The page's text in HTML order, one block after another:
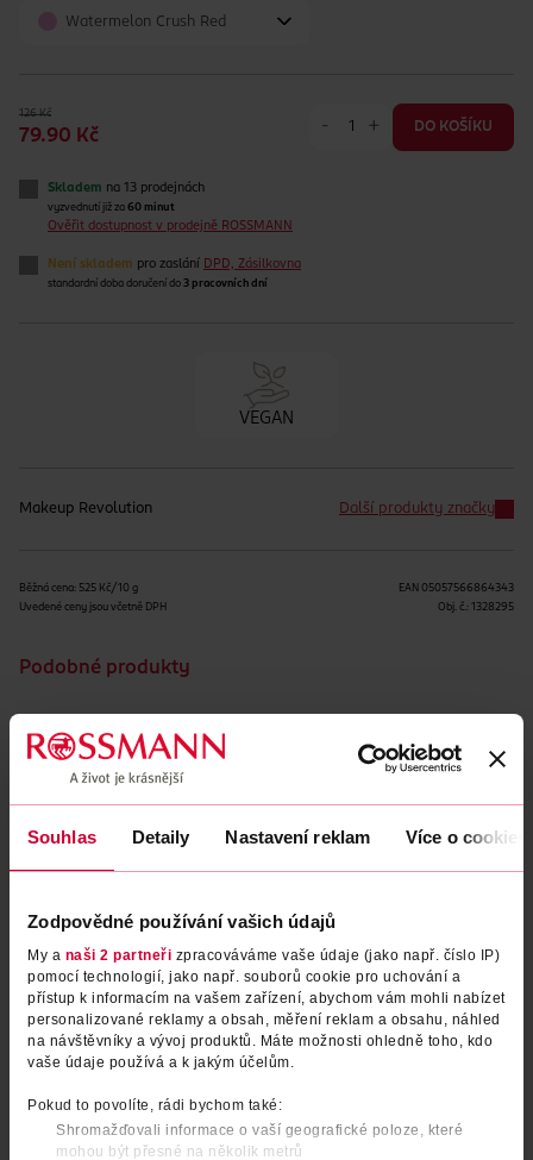
Souhlas Detaily Nastavení reklam Více o cookies
Zodpovědné používání vašich údajů
My a naši 2 partneři zpracováváme vaše údaje (jako např. číslo IP)
pomocí technologií, jako např. souborů cookie pro uchování a
přístup k informacím na vašem zařízení, abychom vám mohli nabízet
personalizované reklamy a obsah, měření reklam a obsahu, náhled
na návštěvníky a vývoj produktů. Máte možnosti ohledně toho, kdo
vaše údaje používá a k jakým účelům.
Pokud to povolíte, rádi bychom také:
Shromažďovali informace o vaší geografické poloze, které
mohou být přesné na několik metrů
Watermelon Crush Red
126 Kč
79.90 Kč
- + DO KOŠÍKU
Skladem na 13 prodejnách
vyzvednutí již za 60 minut
Ověřit dostupnost v prodejně ROSSMANN
Není skladem pro zaslání DPD, Zásilkovna
standardní doba doručení do 3 pracovních dní
VEGAN
Makeup Revolution Další produkty značky
Běžná cena: 525 Kč/10 g
Uvedené ceny jsou včetně DPH
EAN 05057566864343
Obj. č.: 1328295
Podobné produkty
Balzám na rty Miracle 107
Gabriella Salvete 1 ks
DO KOŠÍKU
Obj. č.: 1374667
Balzám na rty Miracle 104
Gabriella Salvete 1 ks